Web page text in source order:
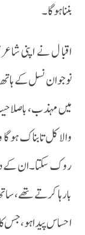
بننا ہوگا۔
اقبا ل نے اپنی
نوجوان نسل کے
میں مہذب،
والا کل تابناک ہو
روک سکتا۔ان کے دل
بارہا کرتے تھے،
احساس پیدا ہو ، جس